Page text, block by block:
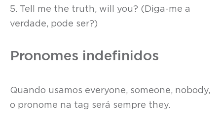
5. Tell me the truth, will you? (Diga-me a
verdade, pode ser?)
Pronomes indefinidos
Quando usamos everyone, someone, nobody,
o pronome na tag será sempre they.